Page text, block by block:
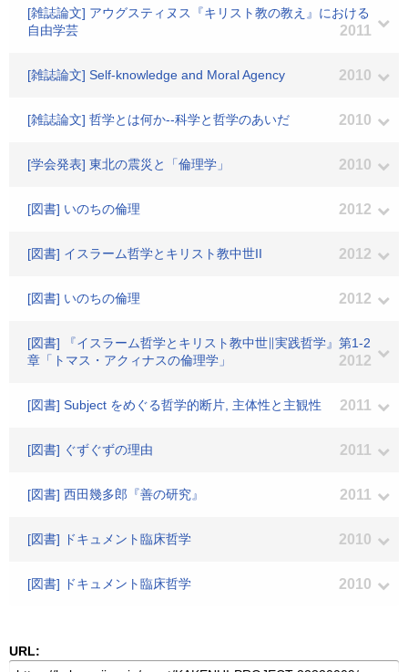
[雑誌論文] アウグスティヌス『キリスト教の教え』における
自由学芸
2011
[雑誌論文] Self-knowledge and Moral Agency 2010
[雑誌論文] 哲学とは何か--科学と哲学のあいだ 2010
[学会発表] 東北の震災と「倫理学」 2010
[図書] いのちの倫理 2012
[図書] イスラーム哲学とキリスト教中世II 2012
[図書] いのちの倫理 2012
[図書] 『イスラーム哲学とキリスト教中世∥実践哲学』第1-2
章「トマス・アクィナスの倫理学」
2012
[図書] Subject をめぐる哲学的断片, 主体性と主観性 2011
[図書] ぐずぐずの理由 2011
[図書] 西田幾多郎『善の研究』 2011
[図書] ドキュメント臨床哲学 2010
[図書] ドキュメント臨床哲学 2010
URL: